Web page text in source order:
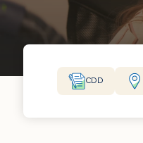
CDD